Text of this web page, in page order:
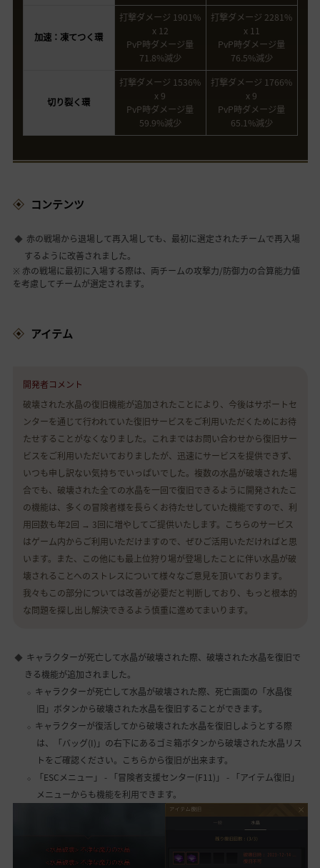
加速：凍てつく環
打撃ダメージ 1901%
x 12
PvP時ダメージ量
71.8%減少
打撃ダメージ 2281%
x 11
PvP時ダメージ量
76.5%減少
切り裂く環
打撃ダメージ 1536%
x 9
PvP時ダメージ量
59.9%減少
打撃ダメージ 1766%
x 9
PvP時ダメージ量
65.1%減少
コンテンツ
赤の戦場から退場して再入場しても、最初に選定されたチームで再入場
するように改善されました。
※ 赤の戦場に最初に入場する際は、両チームの攻撃力/防御力の合算能力値
を考慮してチームが選定されます。
アイテム
開発者コメント
破壊された水晶の復旧機能が追加されたことにより、今後はサポートセ
ンターを通じて行われていた復旧サービスをご利用いただくためにお待
たせすることがなくなりました。これまではお問い合わせから復旧サー
ビスをご利用いただいておりましたが、迅速にサービスを提供できず、
いつも申し訳ない気持ちでいっぱいでした。複数の水晶が破壊された場
合でも、破壊された全ての水晶を一回で復旧できるように開発されたこ
の機能は、多くの冒険者様を長らくお待たせしていた機能ですので、利
用回数も年2回 → 3回に増やしてご提供いたします。こちらのサービス
はゲーム内からご利用いただけますので、ぜひご活用いただければと思
います。また、この他にも最上位狩り場が登場したことに伴い水晶が破
壊されることへのストレスについて様々なご意見を頂いております。
我々もこの部分については改善が必要だと判断しており、もっと根本的
な問題を探し出し解決できるよう慎重に進めてまいります。
キャラクターが死亡して水晶が破壊された際、破壊された水晶を復旧で
きる機能が追加されました。
キャラクターが死亡して水晶が破壊された際、死亡画面の「水晶復
旧」ボタンから破壊された水晶を復旧することができます。
キャラクターが復活してから破壊された水晶を復旧しようとする際
は、「バッグ(I)」の右下にあるゴミ箱ボタンから破壊された水晶リス
トをご確認ください。こちらから復旧が出来ます。
「ESCメニュー」 - 「冒険者支援センター(F11)」 - 「アイテム復旧」
メニューからも機能を利用できます。